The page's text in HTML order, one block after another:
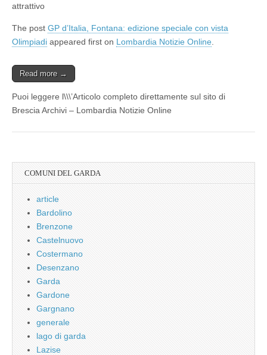
attrattivo
The post GP d’Italia, Fontana: edizione speciale con vista
Olimpiadi appeared first on Lombardia Notizie Online
Read more →
Puoi leggere l\\\’Articolo completo direttamente sul sito di
Brescia Archivi – Lombardia Notizie Online
COMUNI DEL GARDA
article
Bardolino
Brenzone
Castelnuovo
Costermano
Desenzano
Garda
Gardone
Gargnano
generale
lago di garda
Lazise